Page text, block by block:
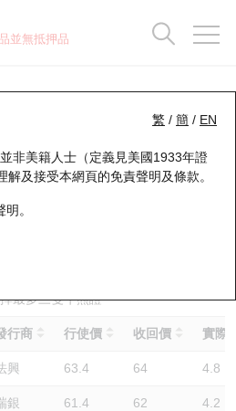
並無抵押品
繁 / 簡 / EN
非美籍人士（定義見美國1933年證
解及接受本網頁的免責聲明及條款。
。
0941 中國移動
最多三隻牛熊證
行商 行使價 收回價 實際
興 63.4 64 4.8
銀 61.4 62 4.2